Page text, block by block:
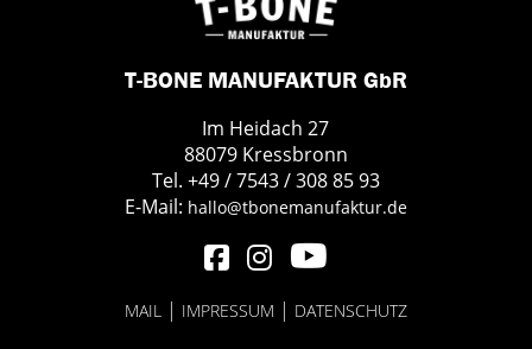
T-BONE MANUFAKTUR GbR
Im Heidach 27
88079 Kressbronn
Tel. +49 / 7543 / 308 85 93
E-Mail: hallo@tbonemanufaktur.de
MAIL| IMPRESSUM | DATENSCHUTZ